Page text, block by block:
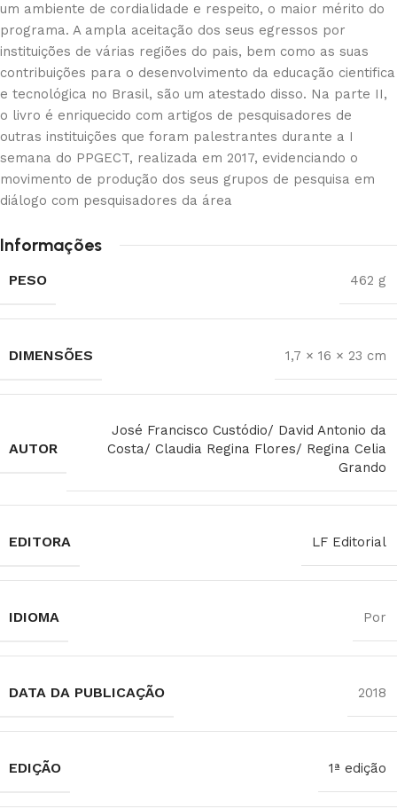
um ambiente de cordialidade e respeito, o maior mérito do
programa. A ampla aceitação dos seus egressos por
instituições de várias regiões do pais, bem como as suas
contribuições para o desenvolvimento da educação cientifica
e tecnológica no Brasil, são um atestado disso. Na parte II,
o livro é enriquecido com artigos de pesquisadores de
outras instituições que foram palestrantes durante a I
semana do PPGECT, realizada em 2017, evidenciando o
movimento de produção dos seus grupos de pesquisa em
diálogo com pesquisadores da área
Informações
PESO 462 g
DIMENSÕES 1,7 × 16 × 23 cm
AUTOR
José Francisco Custódio/ David Antonio da
Costa/ Claudia Regina Flores/ Regina Celia
Grando
EDITORA LF Editorial
IDIOMA Por
DATA DA PUBLICAÇÃO 2018
EDIÇÃO 1ª edição